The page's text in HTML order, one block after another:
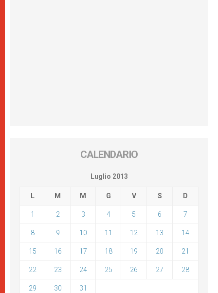
CALENDARIO
Luglio 2013
L M M G V S D
1 2 3 4 5 6 7
8 9 10 11 12 13 14
15 16 17 18 19 20 21
22 23 24 25 26 27 28
29 30 31